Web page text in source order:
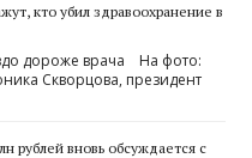
кто убил здравоохранение в
дороже врача На фото:
Скворцова, президент
рублей вновь обсуждается с